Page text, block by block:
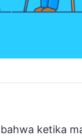
ketika